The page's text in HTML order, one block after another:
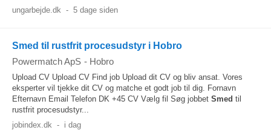
ungarbejde.dk - 5 dage siden
Smed til rustfrit procesudstyr i Hobro
Powermatch ApS - Hobro
Upload CV Upload CV Find job Upload dit CV og bliv ansat. Vores
eksperter vil tjekke dit CV og matche et godt job til dig. Fornavn
Efternavn Email Telefon DK +45 CV Vælg fil Søg jobbet Smed til
rustfrit procesudstyr...
jobindex.dk - i dag